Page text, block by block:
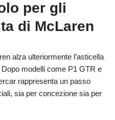
per gli
di McLaren
alza ulteriormente l’asticella
modelli come P1 GTR e
rappresenta un passo
sia per concezione sia per